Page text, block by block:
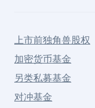
上市前独角兽股权
加密货币基金
另类私募基金
对冲基金